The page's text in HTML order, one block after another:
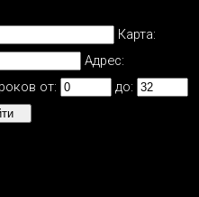
Карта:
Адрес:
от:
до: